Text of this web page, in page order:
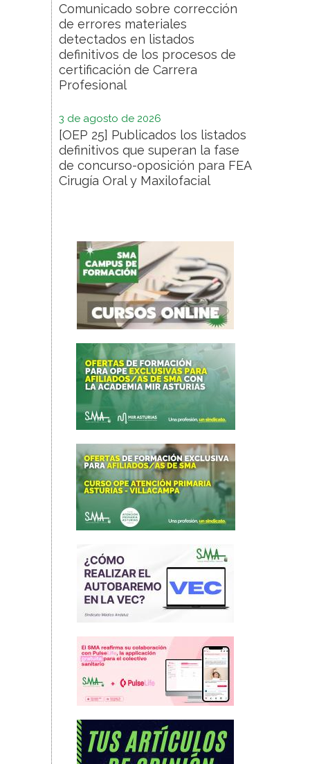
Comunicado sobre corrección
de errores materiales
detectados en listados
definitivos de los procesos de
certificación de Carrera
Profesional
3 de agosto de 2026
[OEP 25] Publicados los listados
definitivos que superan la fase
de concurso-oposición para FEA
Cirugía Oral y Maxilofacial